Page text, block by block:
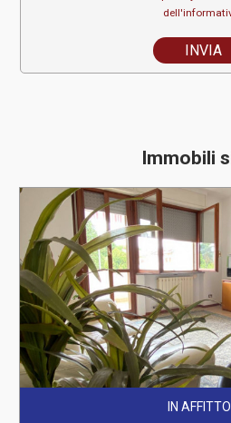
Immobili
IN AFFITTO